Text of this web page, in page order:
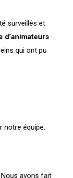
surveillés et
d’animateurs
qui ont pu
notre équipe.
Nous avons fait